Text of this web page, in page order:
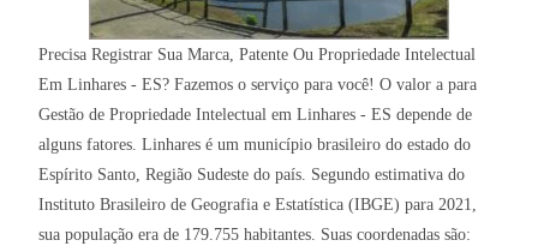
Precisa Registrar Sua Marca, Patente Ou Propriedade Intelectual
Em Linhares - ES? Fazemos o serviço para você! O valor a para
Gestão de Propriedade Intelectual em Linhares - ES depende de
alguns fatores. Linhares é um município brasileiro do estado do
Espírito Santo, Região Sudeste do país. Segundo estimativa do
Instituto Brasileiro de Geografia e Estatística (IBGE) para 2021,
sua população era de 179.755 habitantes. Suas coordenadas são: